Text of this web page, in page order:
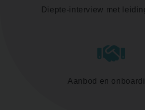
Diepte-interview met
Aanbod en